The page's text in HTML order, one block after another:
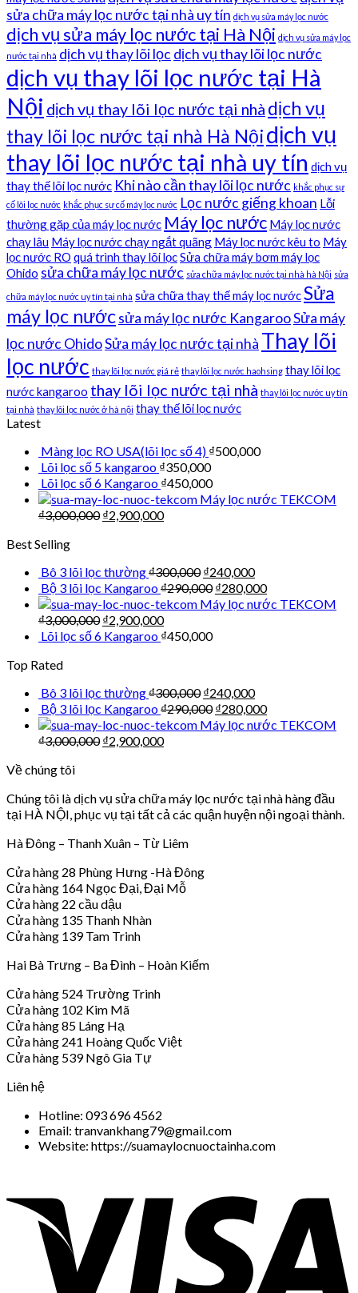
sửa chữa máy lọc nước tại nhà uy tín dịch vụ sửa máy lọc nước
dịch vụ sửa máy lọc nước tại Hà Nội dịch vụ sửa máy lọc
nước tại nhà dịch vụ thay lõi lọc dịch vụ thay lõi lọc nước
dịch vụ thay lõi lọc nước tại Hà
Nội dịch vụ thay lõi lọc nước tại nhà dịch vụ
thay lõi lọc nước tại nhà Hà Nộidịch vụ
thay lõi lọc nước tại nhà uy tín dịch vụ
thay thế lõi lọc nước Khi nào cần thay lõi lọc nước khắc phục sự
cố lõi lọc nước khắc phục sự cố máy lọc nước Lọc nước giếng khoan Lỗi
thường gặp của máy lọc nước Máy lọc nước Máy lọc nước
chạy lâu Máy lọc nước chạy ngắt quãng Máy lọc nước kêu to Máy
lọc nước RO quá trình thay lõi lọcSửa chữa máy bơm máy lọc
Ohido sửa chữa máy lọc nước sửa chữa máy lọc nước tại nhà hà Nội sửa
chữa máy lọc nước uy tín tại nhà sửa chữa thay thế máy lọc nướcSửa
máy lọc nướcsửa máy lọc nước KangarooSửa máy
lọc nước OhidoSửa máy lọc nước tại nhà Thay lõi
lọc nước thay lõi lọc nước giá rẻ thay lõi lọc nước haohsing thay lõi lọc
nước kangaroo thay lõi lọc nước tại nhà thay lõi lọc nước uy tín
tại nhà thay lõi lọc nước ở hà nội thay thế lõi lọc nước
Latest
Màng lọc RO USA(lõi lọc số 4) ₫500,000
Lõi lọc số 5 kangaroo ₫350,000
Lõi lọc số 6 Kangaroo ₫450,000
Máy lọc nước TEKCOM
₫3,000,000 ₫2,900,000
Best Selling
Bô 3 lõi lọc thường₫300,000 ₫240,000
Bộ 3 lõi lọc Kangaroo₫290,000 ₫280,000
Máy lọc nước TEKCOM
₫3,000,000 ₫2,900,000
Lõi lọc số 6 Kangaroo ₫450,000
Top Rated
Bô 3 lõi lọc thường₫300,000 ₫240,000
Bộ 3 lõi lọc Kangaroo₫290,000 ₫280,000
Máy lọc nước TEKCOM
₫3,000,000 ₫2,900,000
Về chúng tôi
Chúng tôi là dịch vụ sửa chữa máy lọc nước tại nhà hàng đầu
tại HÀ NỘI, phục vụ tại tất cả các quận huyện nội ngoại thành.
Hà Đông – Thanh Xuân – Từ Liêm
Cửa hàng 28 Phùng Hưng -Hà Đông
Cửa hàng 164 Ngọc Đại, Đại Mỗ
Cửa hàng 22 cầu dậu
Cửa hàng 135 Thanh Nhàn
Cửa hàng 139 Tam Trinh
Hai Bà Trưng – Ba Đình – Hoàn Kiếm
Cửa hàng 524 Trường Trinh
Cửa hàng 102 Kim Mã
Cửa hàng 85 Láng Hạ
Cửa hàng 241 Hoàng Quốc Việt
Cửa hàng 539 Ngô Gia Tự
Liên hệ
Hotline: 093 696 4562
Email: tranvankhang79@gmail.com
Website: https://suamaylocnuoctainha.com